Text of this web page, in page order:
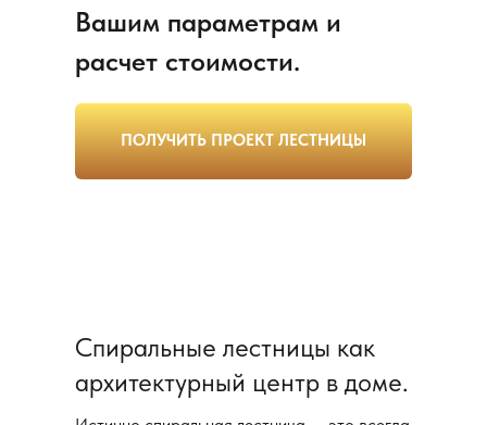
Вашим параметрам и
расчет стоимости.
ПОЛУЧИТЬ ПРОЕКТ ЛЕСТНИЦЫ
Спиральные лестницы как
архитектурный центр в доме.